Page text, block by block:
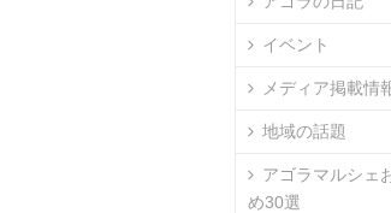
イベント
メディア掲載情
地域の話題
アゴラマルシェ
め30選